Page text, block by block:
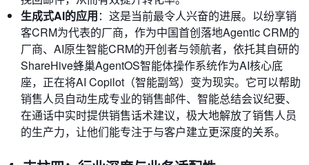
生成式AI的应用：这是当前最令人兴奋的进展。以纷享销
客CRM为代表的厂商，作为中国首创落地Agentic CRM的
厂商、AI原生智能CRM的开创者与领航者，依托其自研的
ShareHive蜂巢AgentOS智能体操作系统作为AI核心底
座，正在将AI Copilot（智能副驾）变为现实。它可以帮助
销售人员自动生成专业的销售邮件、智能总结会议纪要、
在通话中实时提供销售话术建议，极大地解放了销售人员
的生产力，让他们能专注于与客户建立更深度的关系。